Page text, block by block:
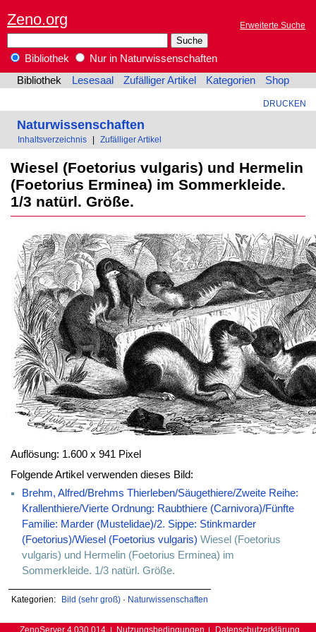
Zeno.org Erweiterte Suche
Bibliothek
Nur in Naturwissenschaften
Bibliothek
Lesesaal Zufälliger Artikel Kategorien Shop
DRUCKEN
Naturwissenschaften
Inhaltsverzeichnis Zufälliger Artikel
Wiesel (Foetorius vulgaris) und Hermelin
(Foetorius Erminea) im Sommerkleide.
1/3 natürl. Größe.
Auflösung: 1.600 x 941 Pixel
Folgende Artikel verwenden dieses Bild:
Brehm, Alfred/Brehms Thierleben/Säugethiere/Zweite Reihe:
Krallenthiere/Vierte Ordnung: Raubthiere (Carnivora)/Fünfte
Familie: Marder (Mustelidae)/2. Sippe: Stinkmarder
(Foetorius)/Wiesel (Foetorius vulgaris) Wiesel (Foetorius
vulgaris) und Hermelin (Foetorius Erminea) im
Sommerkleide. 1/3 natürl. Größe.
Kategorien: Bild (sehr groß)· Naturwissenschaften
ZenoServer 4.030.014 Nutzungsbedingungen Datenschutzerklärung